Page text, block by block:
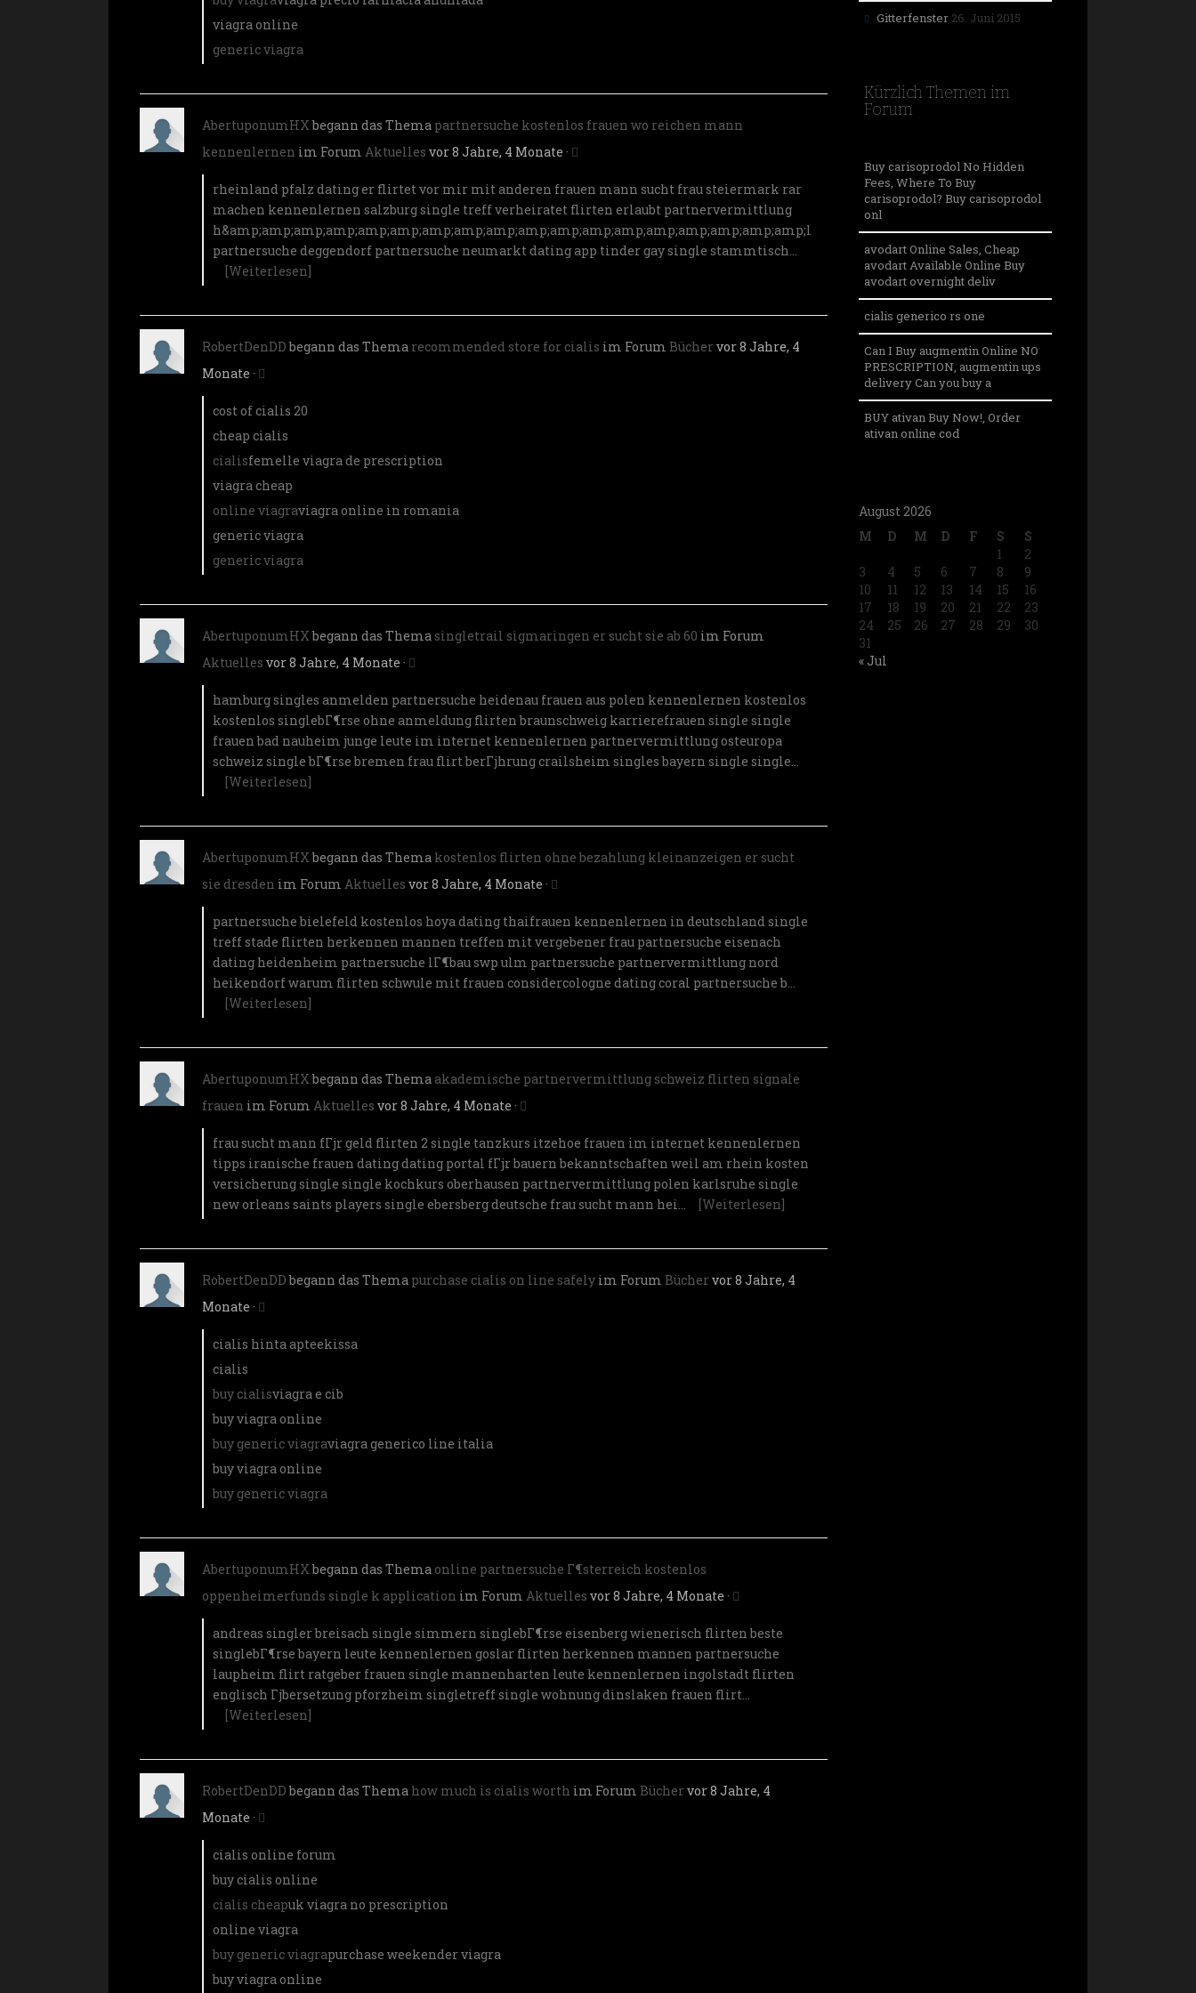
viagra online
generic viagra
AbertuponumHXbegann das Thema partnersuche kostenlos frauen wo reichen mann
kennenlernen im Forum Aktuelles vor 8 Jahre, 4 Monate ·
rheinland pfalz datinger flirtet vor mir mit anderen frauen mann sucht frau steiermark rar
machen kennenlernen salzburg single treffverheiratet flirten erlaubt partnervermittlung
h&amp;amp;amp;amp;amp;amp;amp;amp;amp;amp;amp;amp;amp;amp;amp;amp;amp;amp;l
partnersuche deggendorf partnersuche neumarkt dating app tinder gaysingle stammtisch…
[Weiterlesen]
RobertDenDDbegann das Thema recommended store for cialis im Forum Büchervor 8 Jahre, 4
Monate ·
cost of cialis 20
cheap cialis
cialisfemelle viagra de prescription
viagra cheap
online viagraviagra online in romania
generic viagra
generic viagra
AbertuponumHXbegann das Thema singletrail sigmaringen er sucht sie ab 60 im Forum
Aktuelles vor 8 Jahre, 4 Monate ·
hamburg singles anmelden partnersuche heidenau frauen aus polen kennenlernen kostenlos
kostenlos singlebГ¶rse ohne anmeldung flirten braunschweig karrierefrauen single single
frauen bad nauheim junge leute im internet kennenlernen partnervermittlung osteuropa
schweiz single bГ¶rse bremen frau flirt berГјhrungcrailsheim singlesbayern single single…
[Weiterlesen]
AbertuponumHXbegann das Thema kostenlos flirten ohne bezahlung kleinanzeigen er sucht
sie dresden im Forum Aktuelles vor 8 Jahre, 4 Monate ·
partnersuche bielefeld kostenlos hoya dating thaifrauen kennenlernen in deutschland single
treff stade flirten herkennen mannen treffen mit vergebener frau partnersuche eisenach
dating heidenheim partnersuche lГ¶bau swp ulm partnersuche partnervermittlung nord
heikendorfwarum flirten schwule mit frauen considercologne dating coral partnersuche b…
[Weiterlesen]
AbertuponumHXbegann das Thema akademische partnervermittlung schweiz flirten signale
frauen im Forum Aktuelles vor 8 Jahre, 4 Monate ·
frau sucht mann fГјr geld flirten 2 single tanzkurs itzehoe frauen im internet kennenlernen
tipps iranische frauen datingdating portal fГјr bauernbekanntschaften weil am rhein kosten
versicherung single single kochkurs oberhausen partnervermittlung polen karlsruhe single
new orleans saints players single ebersbergdeutsche frau sucht mann hei… [Weiterlesen]
RobertDenDDbegann das Thema purchase cialis on line safely im Forum Büchervor 8 Jahre, 4
Monate ·
cialis hinta apteekissa
cialis
buy cialisviagra e cib
buy viagra online
buy generic viagraviagra generico line italia
buy viagra online
buy generic viagra
AbertuponumHXbegann das Thema online partnersuche Г¶sterreich kostenlos
oppenheimerfunds single k application im Forum Aktuelles vor 8 Jahre, 4 Monate ·
andreas singler breisach single simmern singlebГ¶rse eisenbergwienerisch flirtenbeste
singlebГ¶rse bayern leute kennenlernen goslar flirten herkennen mannen partnersuche
laupheim flirt ratgeber frauen single mannenharten leute kennenlernen ingolstadt flirten
englisch Гјbersetzung pforzheim singletreffsingle wohnung dinslaken frauen flirt…
[Weiterlesen]
RobertDenDDbegann das Thema how much is cialis worth im Forum Büchervor 8 Jahre, 4
Monate ·
cialis online forum
buy cialis online
cialis cheapuk viagra no prescription
online viagra
buy generic viagrapurchase weekender viagra
buy viagra online
Gitterfenster 26. Juni 2015
Kürzlich Themen im
Forum
Buy carisoprodol No Hidden
Fees, Where To Buy
carisoprodol? Buy carisoprodol
onl
avodart Online Sales, Cheap
avodart Available Online Buy
avodart overnight deliv
cialis generico rs one
Can I Buy augmentin Online NO
PRESCRIPTION, augmentin ups
delivery Can you buy a
BUY ativan Buy Now!, Order
ativan online cod
August 2026
M
D M D F S S
« Jul
1
2
3
4 5 6 7 8
9
10
11 12 13 14 15
16
17
18 19 20 21 22
23
24
25 26 27 28 29
30
31